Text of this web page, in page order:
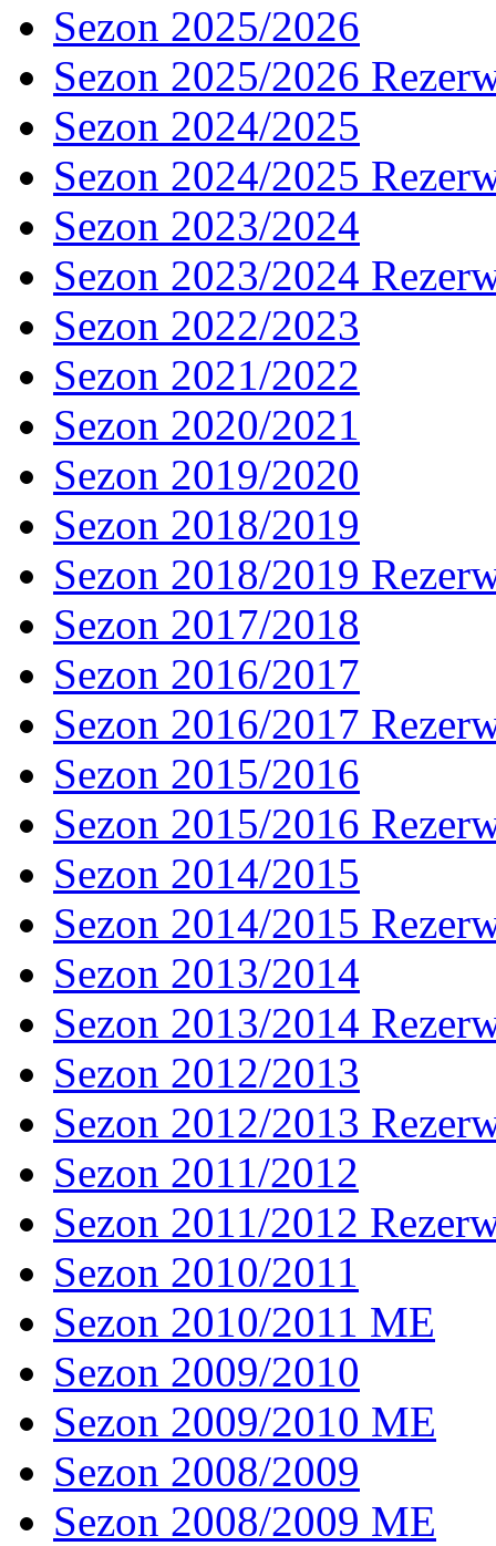
Sezon 2025/2026
Sezon 2025/2026
Sezon 2024/2025
Sezon 2024/2025
Sezon 2023/2024
Sezon 2023/2024
Sezon 2022/2023
Sezon 2021/2022
Sezon 2020/2021
Sezon 2019/2020
Sezon 2018/2019
Sezon 2018/2019
Sezon 2017/2018
Sezon 2016/2017
Sezon 2016/2017
Sezon 2015/2016
Sezon 2015/2016
Sezon 2014/2015
Sezon 2014/2015
Sezon 2013/2014
Sezon 2013/2014
Sezon 2012/2013
Sezon 2012/2013
Sezon 2011/2012
Sezon 2011/2012
Sezon 2010/2011
Sezon 2010/2011 ME
Sezon 2009/2010
Sezon 2009/2010 ME
Sezon 2008/2009
Sezon 2008/2009 ME